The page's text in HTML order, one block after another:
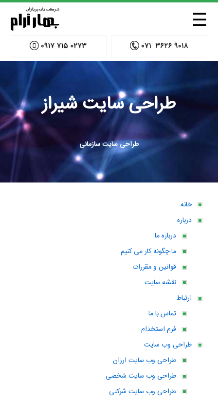
☰
طراحی سایت شیراز
طراحی سایت سازمانی
خانه
درباره
درباره ما
ما چگونه کار می کنیم
قوانین و مقررات
نقشه سایت
ارتباط
تماس با ما
فرم استخدام
طراحی وب سایت
طراحی وب سایت ارزان
طراحی وب سایت شخصی
طراحی وب سایت شرکتی